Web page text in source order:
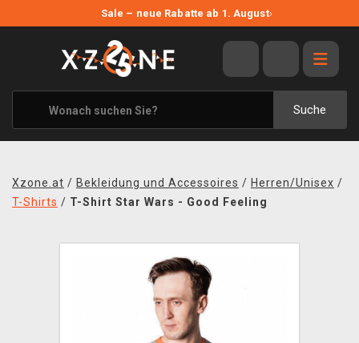
Sale – neue Rabatte ab 1. August›
Suche
ANGEBOTE
ALLE MARKEN
XZONE ORIGINALS
KLEIDUNG & ACCESSOIRES
BÜCHER & COMICS
Xzone.at / Bekleidung und Accessoires / Herren/Unisex /
T-Shirts / T-Shirt Star Wars - Good Feeling